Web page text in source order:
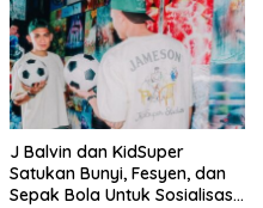
J Balvin dan KidSuper
Satukan Bunyi, Fesyen, dan
Sepak Bola Untuk Sosialisasi